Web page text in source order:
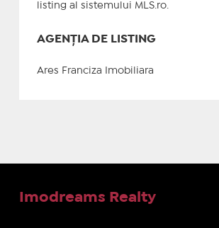
listing al sistemului MLS.ro.
AGENȚIA DE LISTING
Ares Franciza Imobiliara
Imodreams Realty